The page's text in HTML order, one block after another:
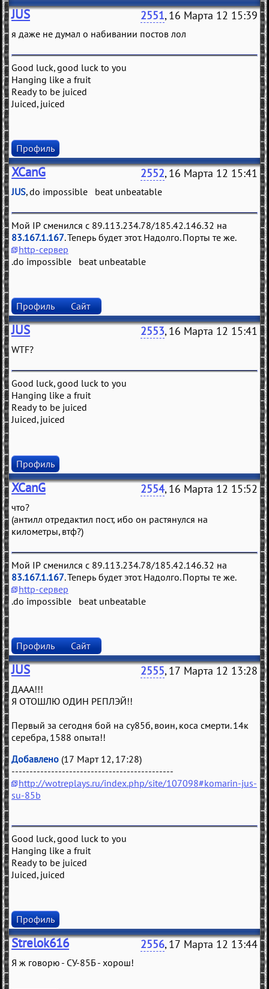
JUS 2551, 16 Марта 12 15:39
я даже не думал о набивании постов лол
Good luck, good luck to you
Hanging like a fruit
Ready to be juiced
Juiced, juiced
Профиль
XCanG 2552, 16 Марта 12 15:41
JUS, do impossible beat unbeatable
Мой IP сменился с 89.113.234.78/185.42.146.32 на
83.167.1.167. Теперь будет этот. Надолго. Порты те же.
http-сервер
.do impossible beat unbeatable
Профиль Сайт
JUS 2553, 16 Марта 12 15:41
WTF?
Good luck, good luck to you
Hanging like a fruit
Ready to be juiced
Juiced, juiced
Профиль
XCanG 2554, 16 Марта 12 15:52
что?
(антилл отредактил пост, ибо он растянулся на
километры, втф?)
Мой IP сменился с 89.113.234.78/185.42.146.32 на
83.167.1.167. Теперь будет этот. Надолго. Порты те же.
http-сервер
.do impossible beat unbeatable
Профиль Сайт
JUS 2555, 17 Марта 12 13:28
ДААА!!!
Я ОТОШЛЮ ОДИН РЕПЛЭЙ!!
Первый за сегодня бой на су85б, воин, коса смерти. 14к
серебра, 1588 опыта!!
Добавлено (17 Март 12, 17:28)
---------------------------------------------
http://wotreplays.ru/index.php/site/107098#komarin-jus-
su-85b
Good luck, good luck to you
Hanging like a fruit
Ready to be juiced
Juiced, juiced
Профиль
Strelok616 2556, 17 Марта 12 13:44
Я ж говорю - СУ-85Б - хорош!